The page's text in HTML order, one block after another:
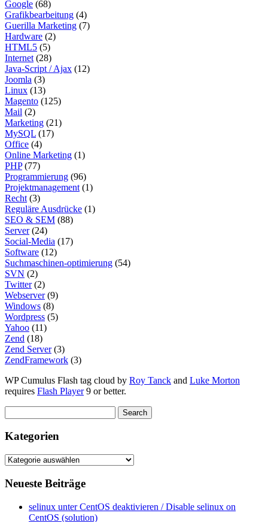
Google (68)
Grafikbearbeitung (4)
Guerilla Marketing (7)
Hardware (2)
HTML5 (5)
Internet (28)
Java-Script / Ajax (12)
Joomla (3)
Linux (13)
Magento (125)
Mail (2)
Marketing (21)
MySQL (17)
Office (4)
Online Marketing (1)
PHP(77)
Programmierung (96)
Projektmanagement (1)
Recht (3)
Reguläre Ausdrücke (1)
SEO & SEM (88)
Server(24)
Social-Media (17)
Software (12)
Suchmaschinen-optimierung (54)
SVN (2)
Twitter(2)
Webserver(9)
Windows (8)
Wordpress (5)
Yahoo (11)
Zend (18)
Zend Server(3)
ZendFramework (3)
WP Cumulus Flash tag cloud by Roy Tanck and Luke Morton
requires Flash Player9 or better.
Kategorien
Kategorien
Neueste Beiträge
selinux unter CentOS deaktivieren / Disable selinux on
CentOS (solution)